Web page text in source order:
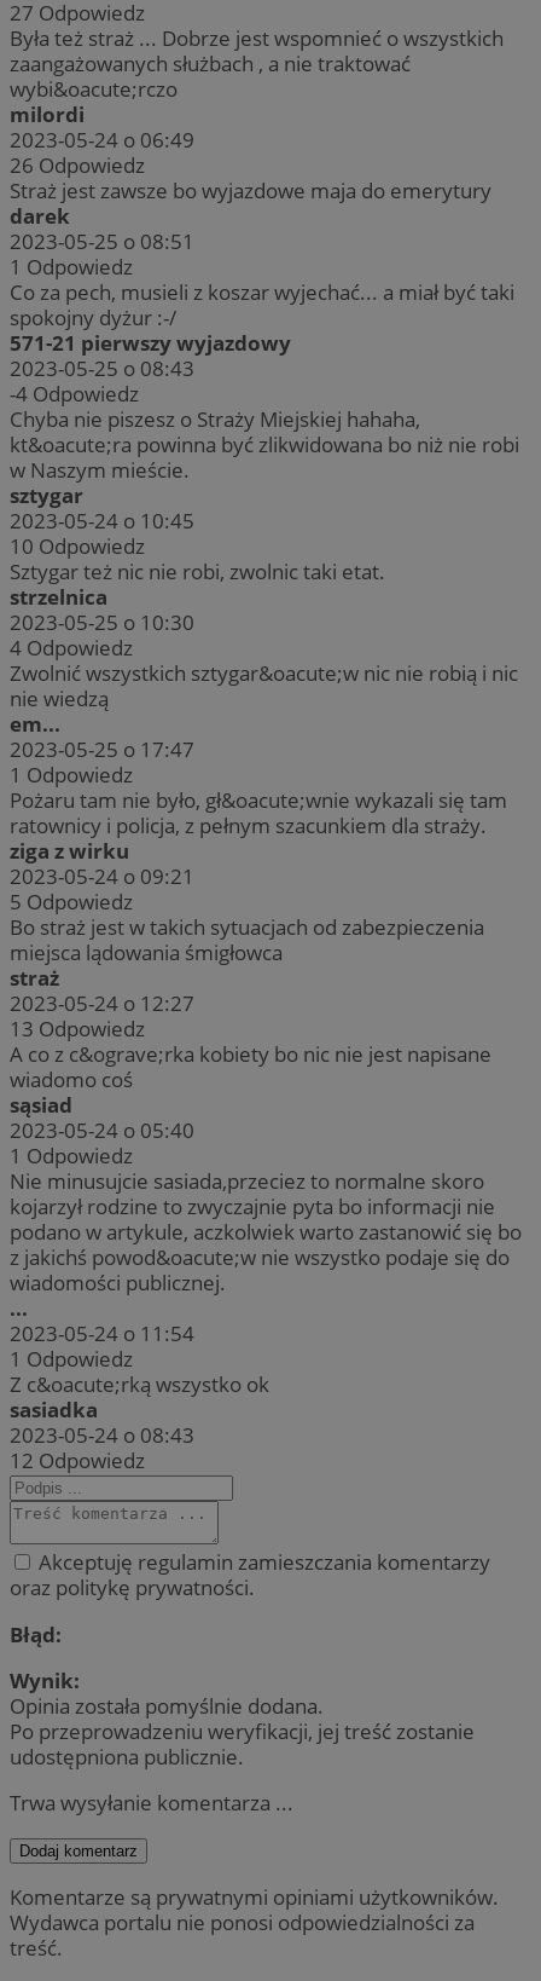
27 Odpowiedz
Była też straż ... Dobrze jest wspomnieć o wszystkich
zaangażowanych służbach , a nie traktować
wybi&oacute;rczo
milordi
2023-05-24 o 06:49
26 Odpowiedz
Straż jest zawsze bo wyjazdowe maja do emerytury
darek
2023-05-25 o 08:51
1 Odpowiedz
Co za pech, musieli z koszar wyjechać... a miał być taki
spokojny dyżur :-/
571-21 pierwszy wyjazdowy
2023-05-25 o 08:43
-4 Odpowiedz
Chyba nie piszesz o Straży Miejskiej hahaha,
kt&oacute;ra powinna być zlikwidowana bo niż nie robi
w Naszym mieście.
sztygar
2023-05-24 o 10:45
10 Odpowiedz
Sztygar też nic nie robi, zwolnic taki etat.
strzelnica
2023-05-25 o 10:30
4 Odpowiedz
Zwolnić wszystkich sztygar&oacute;w nic nie robią i nic
nie wiedzą
em...
2023-05-25 o 17:47
1 Odpowiedz
Pożaru tam nie było, gł&oacute;wnie wykazali się tam
ratownicy i policja, z pełnym szacunkiem dla straży.
ziga z wirku
2023-05-24 o 09:21
5 Odpowiedz
Bo straż jest w takich sytuacjach od zabezpieczenia
miejsca lądowania śmigłowca
straż
2023-05-24 o 12:27
13 Odpowiedz
A co z c&ograve;rka kobiety bo nic nie jest napisane
wiadomo coś
sąsiad
2023-05-24 o 05:40
1 Odpowiedz
Nie minusujcie sasiada,przeciez to normalne skoro
kojarzył rodzine to zwyczajnie pyta bo informacji nie
podano w artykule, aczkolwiek warto zastanowić się bo
z jakichś powod&oacute;w nie wszystko podaje się do
wiadomości publicznej.
...
2023-05-24 o 11:54
1 Odpowiedz
Z c&oacute;rką wszystko ok
sasiadka
2023-05-24 o 08:43
12 Odpowiedz
Akceptuję regulamin zamieszczania komentarzy
oraz politykę prywatności.
Błąd:
Wynik:
Opinia została pomyślnie dodana.
Po przeprowadzeniu weryfikacji, jej treść zostanie
udostępniona publicznie.
Trwa wysyłanie komentarza ...
Dodaj komentarz
Komentarze są prywatnymi opiniami użytkowników.
Wydawca portalu nie ponosi odpowiedzialności za
treść.